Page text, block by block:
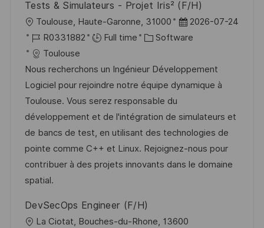
Tests & Simulateurs - Projet Iris² (F/H)
L
o
c
a
t
i
o
n
Toulouse, Haute-Garonne, 31000
P
o
t
e
D
a
t
e
2026-07-24
J
o
b
I
d
R0331882 Full time
C
t
e
g
o
r
y
Software
Toulouse
Nous recherchons un Ingénieur Développement
Logiciel pour rejoindre notre équipe dynamique à
Toulouse. Vous serez responsable du
développement et de l'intégration de simulateurs et
de bancs de test, en utilisant des technologies de
pointe comme C++ et Linux. Rejoignez-nous pour
contribuer à des projets innovants dans le domaine
spatial.
DevSecOps Engineer (F/H)
L
La Ciotat, Bouches-du-Rhone, 13600